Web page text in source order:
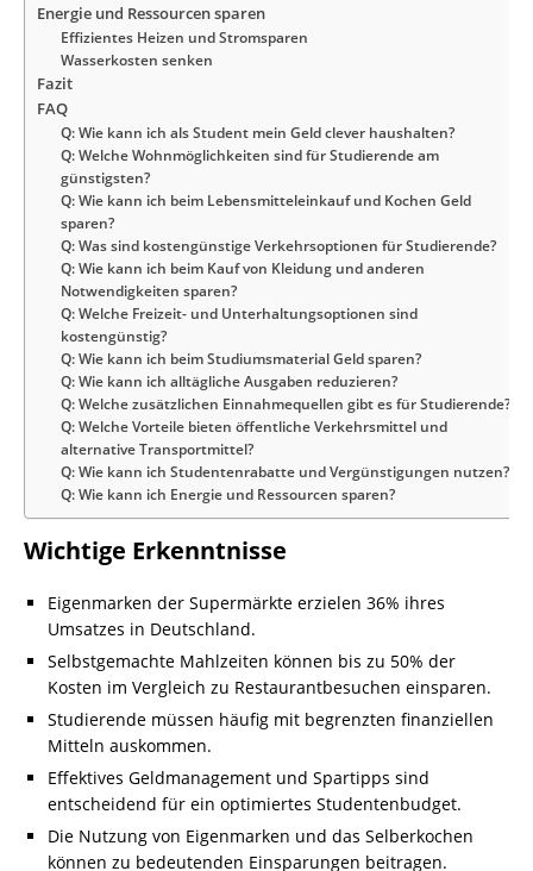
Energie und Ressourcen sparen
Effizientes Heizen und Stromsparen
Wasserkosten senken
Fazit
FAQ
Q: Wie kann ich als Student mein Geld clever haushalten?
Q: Welche Wohnmöglichkeiten sind für Studierende am
günstigsten?
Q: Wie kann ich beim Lebensmitteleinkauf und Kochen Geld
sparen?
Q: Was sind kostengünstige Verkehrsoptionen für Studierende?
Q: Wie kann ich beim Kauf von Kleidung und anderen
Notwendigkeiten sparen?
Q: Welche Freizeit- und Unterhaltungsoptionen sind
kostengünstig?
Q: Wie kann ich beim Studiumsmaterial Geld sparen?
Q: Wie kann ich alltägliche Ausgaben reduzieren?
Q: Welche zusätzlichen Einnahmequellen gibt es für Studierende?
Q: Welche Vorteile bieten öffentliche Verkehrsmittel und
alternative Transportmittel?
Q: Wie kann ich Studentenrabatte und Vergünstigungen nutzen?
Q: Wie kann ich Energie und Ressourcen sparen?
Wichtige Erkenntnisse
Eigenmarken der Supermärkte erzielen 36% ihres
Umsatzes in Deutschland.
Selbstgemachte Mahlzeiten können bis zu 50% der
Kosten im Vergleich zu Restaurantbesuchen einsparen.
Studierende müssen häufig mit begrenzten finanziellen
Mitteln auskommen.
Effektives Geldmanagement und Spartipps sind
entscheidend für ein optimiertes Studentenbudget.
Die Nutzung von Eigenmarken und das Selberkochen
können zu bedeutenden Einsparungen beitragen.